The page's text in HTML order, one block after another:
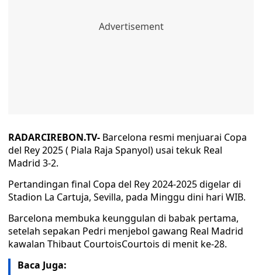
RADARCIREBON.TV- Barcelona resmi menjuarai Copa
del Rey 2025 ( Piala Raja Spanyol) usai tekuk Real
Madrid 3-2.
Pertandingan final Copa del Rey 2024-2025 digelar di
Stadion La Cartuja, Sevilla, pada Minggu dini hari WIB.
Barcelona membuka keunggulan di babak pertama,
setelah sepakan Pedri menjebol gawang Real Madrid
kawalan Thibaut CourtoisCourtois di menit ke-28.
Baca Juga: